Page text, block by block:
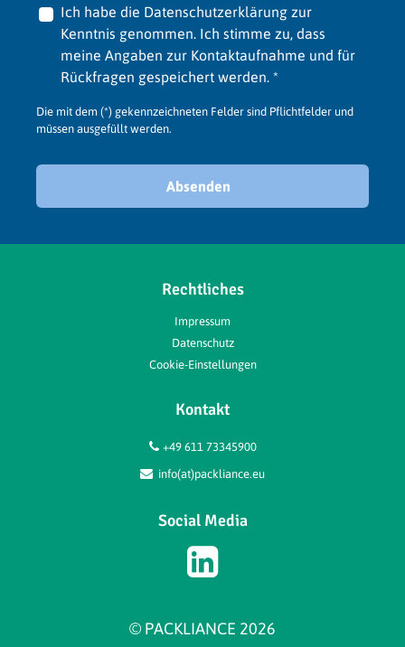
Ich habe die Datenschutzerklärung zur
Kenntnis genommen. Ich stimme zu, dass
meine Angaben zur Kontaktaufnahme und für
Rückfragen gespeichert werden. *
Die mit dem (*) gekennzeichneten Felder sind Pflichtfelder und
müssen ausgefüllt werden.
Absenden
Rechtliches
Impressum
Datenschutz
Cookie-Einstellungen
Kontakt
+49 611 73345900
info(at)packliance.eu
Social Media
© PACKLIANCE 2026